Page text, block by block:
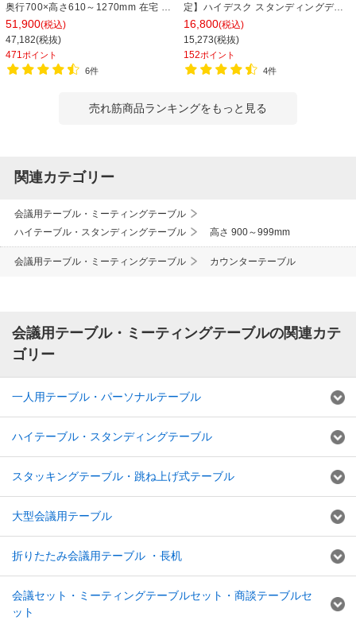
奥行700×高さ610～1270mm 在宅 テ
レワーク スタンディングデスク メモ
リー機能付き 昇降机 自動 昇降デスク
オフィスデスク
51,900(税込)
47,182(税抜)
471 ポイント
6件
定】ハイデスク スタンディングデス
ク ホワイト/ブラックフレーム シンプ
ル/スタイリッシュ コンパクト 在宅勤
務 幅1200×奥行450×高さ1000mm
16,800(税込)
15,273(税抜)
152ポイント
4件
売れ筋商品ランキングをもっと見る
関連カテゴリー
会議用テーブル・ミーティングテーブル
ハイテーブル・スタンディングテーブル
高さ 900～999mm
会議用テーブル・ミーティングテーブル カウンターテーブル
会議用テーブル・ミーティングテーブルの関連カテ
ゴリー
一人用テーブル・パーソナルテーブル
ハイテーブル・スタンディングテーブル
スタッキングテーブル・跳ね上げ式テーブル
大型会議用テーブル
折りたたみ会議用テーブル ・長机
会議セット・ミーティングテーブルセット・商談テーブルセ
ット